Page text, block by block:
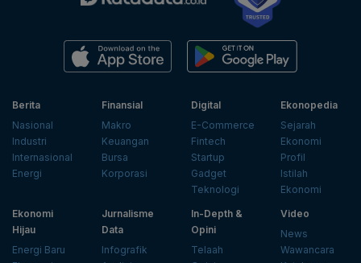
Berita
Nasional
Industri
Internasional
Energi
Finansial
Makro
Keuangan
Bursa
Korporasi
Digital
E-Commerce
Fintech
Startup
Gadget
Teknologi
Ekonopedia
Sejarah
Ekonomi
Profil
Istilah
Ekonomi
Ekonomi
Hijau
Energi Baru
Jurnalisme
Data
Infografik
In-Depth &
Opini
Telaah
Video
News
Wawancara